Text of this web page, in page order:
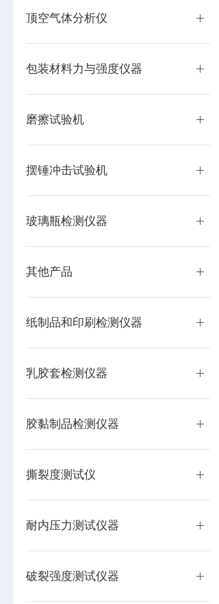
顶空气体分析仪
包装材料力与强度仪器
磨擦试验机
摆锤冲击试验机
玻璃瓶检测仪器
其他产品
纸制品和印刷检测仪器
乳胶套检测仪器
胶黏制品检测仪器
撕裂度测试仪
耐内压力测试仪器
破裂强度测试仪器